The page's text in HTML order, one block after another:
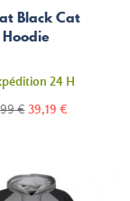
Black Cat
Hoodie
24 H
€ Prix
39,19 €